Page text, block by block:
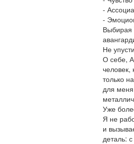
-
-
Выбирая
Не
О себе,
только
для
Уже
Я не
и
деталь: